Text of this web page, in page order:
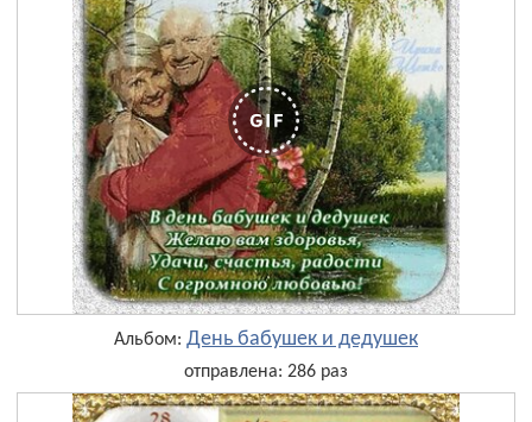
Альбом: День бабушек и дедушек
отправлена: 286 раз